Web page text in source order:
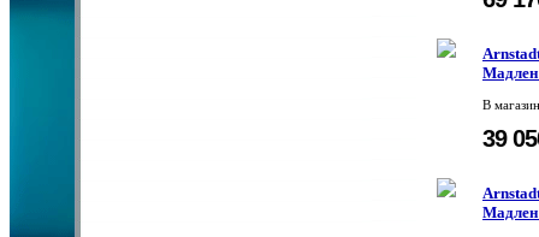
Мадлен
В
39
Мадлен